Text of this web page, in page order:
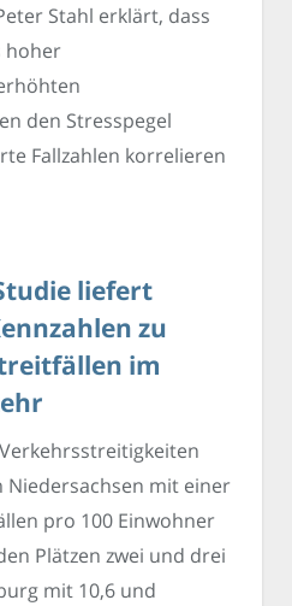
Stahl erklärt, dass
hoher
den Stresspegel
Fallzahlen korrelieren
liefert
zu
im
mit einer
pro 100 Einwohner
Plätzen zwei und drei
mit 10,6 und